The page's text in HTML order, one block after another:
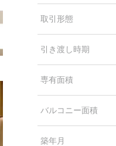
取引形態
引き渡し時期
専有面積
バルコニー面積
築年月